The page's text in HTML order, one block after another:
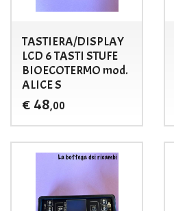
TASTIERA/DISPLAY
LCD 6 TASTI STUFE
BIOECOTERMO mod.
ALICE S
€ 48,00